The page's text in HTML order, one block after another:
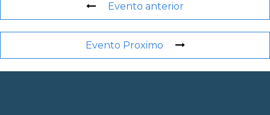
Evento anterior
Evento Proximo